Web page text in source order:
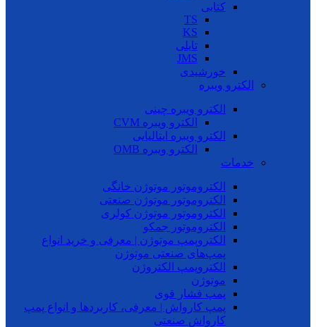
کتابی
TS
KS
تایلی
JMS
خورشیدی
الکترو ویبره
الکترو ویبره چینی
الکترو ویبره CVM
الکترو ویبره ایتالیایی
الکترو ویبره OMB
خدمات
الکتروموتور موتوژن خانگی
الکتروموتور موتوژن صنعتی
الکتروموتور موتوژن کولری
الکتروموتور جمکو
الکتروپمپ موتوژن | معرفی و خرید انواع
پمپ‌های صنعتی موتوژن
الکتروپمپ الکتروژن
موتوژن
پمپ فشار قوی
پمپ کارواش | معرفی، کاربردها و انواع پمپ
کارواش صنعتی